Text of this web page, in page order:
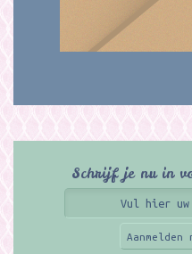
Schrijf je nu in